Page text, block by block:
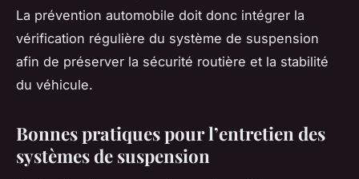
La prévention automobile doit donc intégrer la
vérification régulière du système de suspension
afin de préserver la sécurité routière et la stabilité
du véhicule.
Bonnes pratiques pour l’entretien des
systèmes de suspension